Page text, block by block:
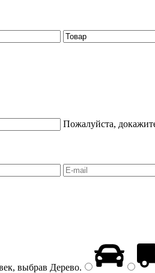
Пожалуйста,
выбрав Дерево.